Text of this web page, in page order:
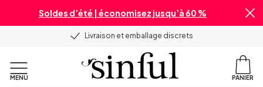
Soldes d’été | économisez jusqu’à 60 %
Livraison et emballage discrets
MENU PANIER